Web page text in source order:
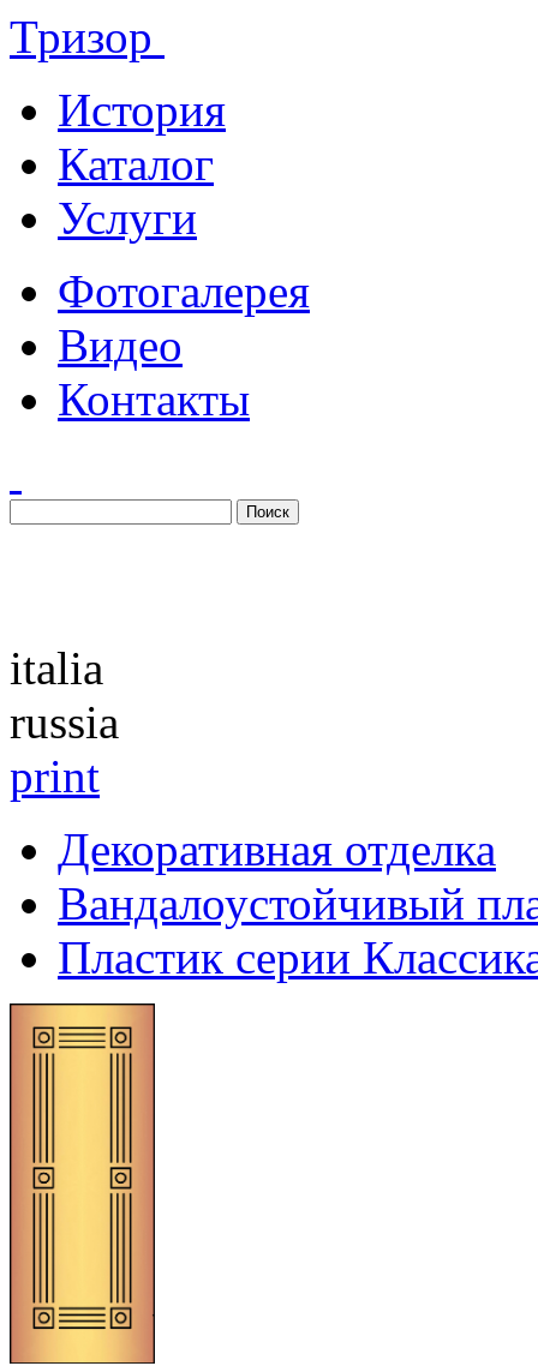
Тризор
История
Каталог
Услуги
Фотогалерея
Видео
Контакты
italia
russia
print
Декоративная отделка
Вандалоустойчивый
Пластик серии